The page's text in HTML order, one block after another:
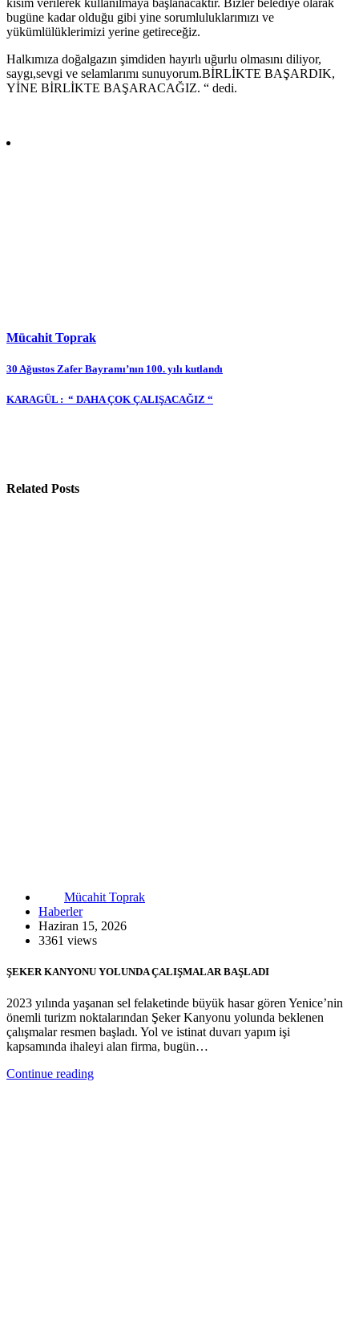
bugüne kadar olduğu gibi yine sorumluluklarımızı ve
yükümlülüklerimizi yerine getireceğiz.
Halkımıza doğalgazın şimdiden hayırlı uğurlu olmasını diliyor,
saygı,sevgi ve selamlarımı sunuyorum.BİRLİKTE BAŞARDIK,
YİNE BİRLİKTE BAŞARACAĞIZ. “ dedi.
Mücahit Toprak
Yazı
gezinmesi
30 Ağustos Zafer Bayramı’nın 100. yılı kutlandı
KARAGÜL : “ DAHA ÇOK ÇALIŞACAĞIZ “
Related Posts
Mücahit Toprak
Haberler
Haziran 15, 2026
3361 views
ŞEKER KANYONU YOLUNDA ÇALIŞMALAR BAŞLADI
2023 yılında yaşanan sel felaketinde büyük hasar gören Yenice’nin
önemli turizm noktalarından Şeker Kanyonu yolunda beklenen
çalışmalar resmen başladı. Yol ve istinat duvarı yapım işi
kapsamında ihaleyi alan firma, bugün…
Continue reading